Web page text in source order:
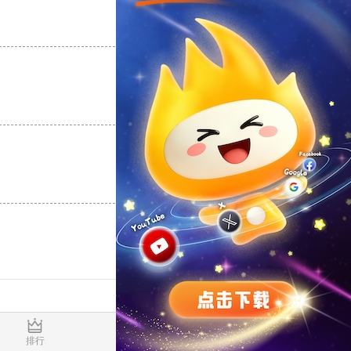
支持
反对 [0]
支持[0] 反对[0]
排行 推荐